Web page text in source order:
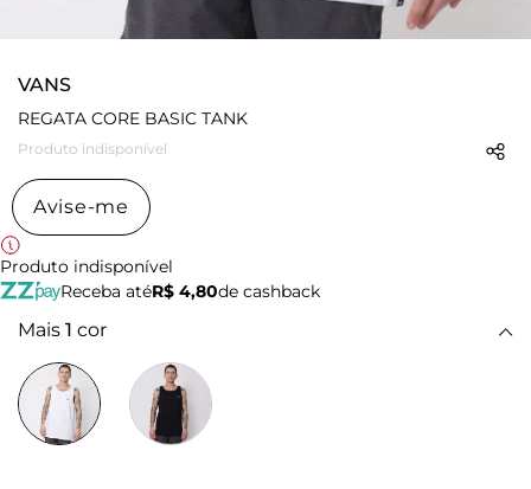
VANS
REGATA CORE BASIC TANK
Produto indisponível
Avise-me
Produto indisponível
Receba atéR$ 4,80de cashback
Mais 1 cor